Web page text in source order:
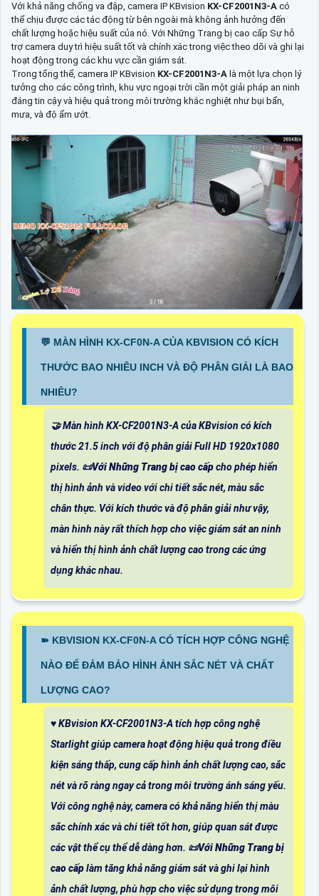
Với khả năng chống va đập, camera IP KBvision KX-CF2001N3-A có
thể chịu được các tác động từ bên ngoài mà không ảnh hưởng đến
chất lượng hoặc hiệu suất của nó. Với Những Trang bị cao cấp Sự hỗ
trợ camera duy trì hiệu suất tốt và chính xác trong việc theo dõi và ghi lại
hoạt động trong các khu vực cần giám sát.
Trong tổng thể, camera IP KBvision KX-CF2001N3-A là một lựa chọn lý
tưởng cho các công trình, khu vực ngoại trời cần một giải pháp an ninh
đáng tin cậy và hiệu quả trong môi trường khắc nghiệt như bụi bẩn,
mưa, và độ ẩm ướt.
️💬 MÀN HÌNH KX-CF0N-A CỦA KBVISION CÓ KÍCH
THƯỚC BAO NHIÊU INCH VÀ ĐỘ PHÂN GIẢI LÀ BAO
NHIÊU?
🤝 Màn hình KX-CF2001N3-A của KBvision có kích
thước 21.5 inch với độ phân giải Full HD 1920x1080
pixels. 📜Với Những Trang bị cao cấpcho phép hiển
thị hình ảnh và video với chi tiết sắc nét, màu sắc
chân thực. Với kích thước và độ phân giải như vậy,
màn hình này rất thích hợp cho việc giám sát an ninh
và hiển thị hình ảnh chất lượng cao trong các ứng
dụng khác nhau.
➽ KBVISION KX-CF0N-A CÓ TÍCH HỢP CÔNG NGHỆ
NÀO ĐỂ ĐẢM BẢO HÌNH ẢNH SẮC NÉT VÀ CHẤT
LƯỢNG CAO?
♥️ KBvision KX-CF2001N3-A tích hợp công nghệ
Starlight giúp camera hoạt động hiệu quả trong điều
kiện sáng thấp, cung cấp hình ảnh chất lượng cao, sắc
nét và rõ ràng ngay cả trong môi trường ánh sáng yếu.
Với công nghệ này, camera có khả năng hiển thị màu
sắc chính xác và chi tiết tốt hơn, giúp quan sát được
các vật thể cụ thể dễ dàng hơn. 📜Với Những Trang bị
cao cấplàm tăng khả năng giám sát và ghi lại hình
ảnh chất lượng, phù hợp cho việc sử dụng trong môi